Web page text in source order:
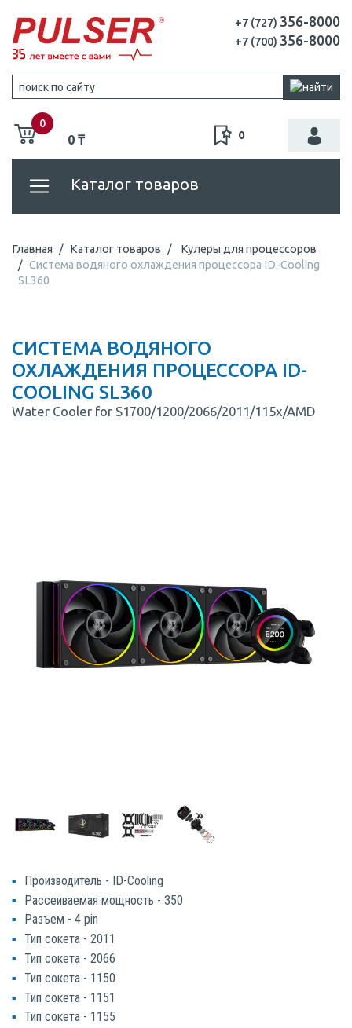
+7 (727) 356-8000
+7 (700) 356-8000
0
0 ₸ 0
Каталог товаров
Главная Каталог товаров
Кулеры для процессоров
Система водяного охлаждения процессора ID-Cooling
SL360
СИСТЕМА ВОДЯНОГО
ОХЛАЖДЕНИЯ ПРОЦЕССОРА ID-
COOLING SL360
Water Cooler for S1700/1200/2066/2011/115x/AMD
Производитель - ID-Cooling
Рассеиваемая мощность - 350
Разъем - 4 pin
Тип сокета - 2011
Тип сокета - 2066
Тип сокета - 1150
Тип сокета - 1151
Тип сокета - 1155